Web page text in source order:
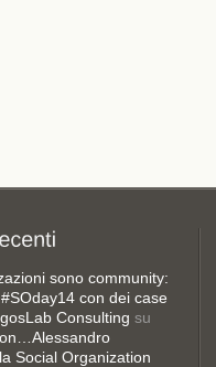
sono community:
con dei case
Consulting su
Social Organization